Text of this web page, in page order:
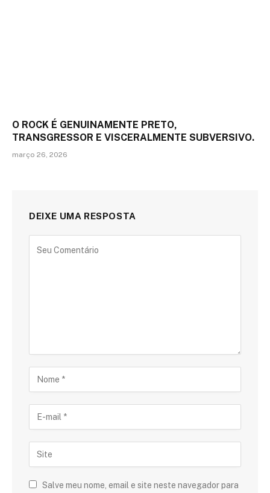
O ROCK É GENUINAMENTE PRETO,
TRANSGRESSOR E VISCERALMENTE SUBVERSIVO.
março 26, 2026
DEIXE UMA RESPOSTA
Salve meu nome, email e site neste navegador para